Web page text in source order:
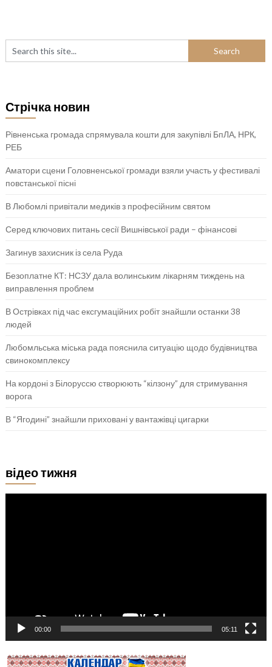
Стрічка новин
Рівненська громада спрямувала кошти для закупівлі БпЛА, НРК,
РЕБ
Аматори сцени Головненської громади взяли участь у фестивалі
повстанської пісні
В Любомлі привітали медиків з професійним святом
Серед ключових питань сесії Вишнівської ради – фінансові
Загинув захисник із села Руда
Безоплатне КТ: НСЗУ дала волинським лікарням тиждень на
виправлення проблем
В Острівках під час ексгумаційних робіт знайшли останки 38
людей
Любомльська міська рада пояснила ситуацію щодо будівництва
свинокомплексу
На кордоні з Білоруссю створюють “кілзону” для стримування
ворога
В “Ягодині” знайшли приховані у вантажівці цигарки
відео тижня
00:00 05:11